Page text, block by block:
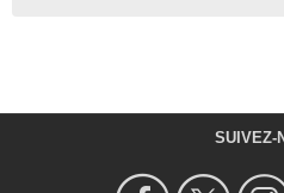
SUIVEZ-